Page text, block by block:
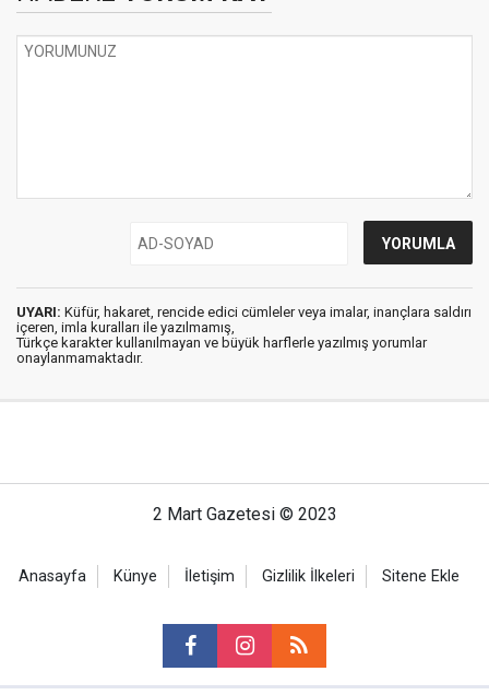
UYARI: Küfür, hakaret, rencide edici cümleler veya imalar, inançlara saldırı
içeren, imla kuralları ile yazılmamış,
Türkçe karakter kullanılmayan ve büyük harflerle yazılmış yorumlar
onaylanmamaktadır.
2 Mart Gazetesi © 2023
Anasayfa Künye İletişim Gizlilik İlkeleri Sitene Ekle